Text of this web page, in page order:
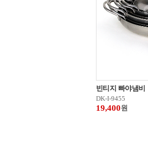
빈티지 빠야냄비
DK-I-9455
19,400원